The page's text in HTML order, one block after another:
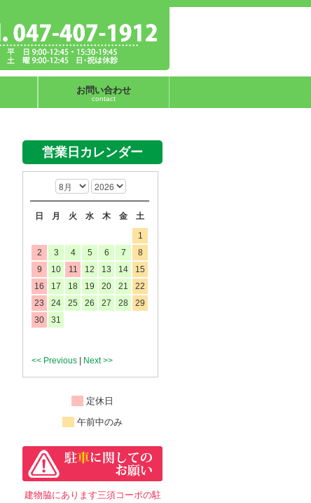
お問い合わせ
contact
営業日カレンダー
日 月 火 水 木 金 土
<< Previous Next >>
1
2
3 4 5 6 7
8
9
10 11 12 13 14
15
16
17 18 19 20 21
22
23
24 25 26 27 28
29
30
31
定休日
午前中のみ
建物脇にあります三須コーポの駐